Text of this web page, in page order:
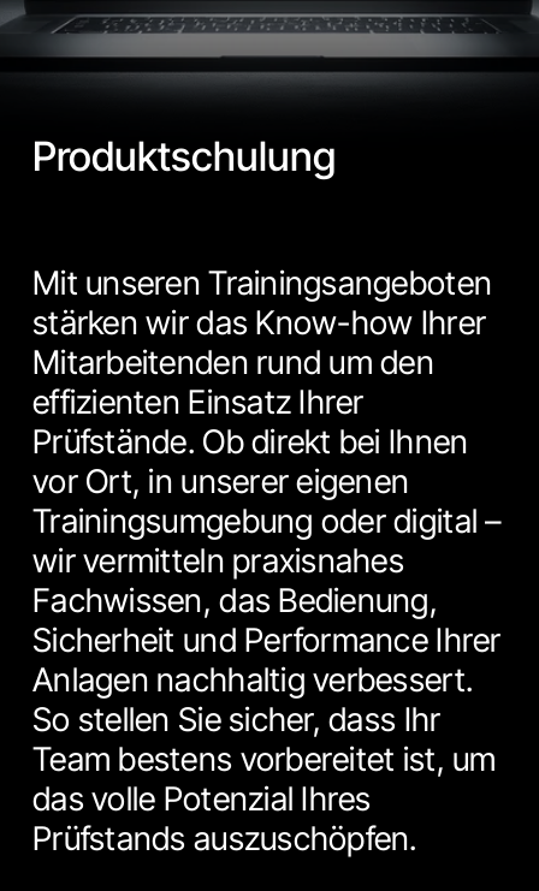
Produktschulung
Mit unseren Trainingsangeboten
stärken wir das Know-how Ihrer
Mitarbeitenden rund um den
effizienten Einsatz Ihrer
Prüfstände. Ob direkt bei Ihnen
vor Ort, in unserer eigenen
Trainingsumgebung oder digital –
wir vermitteln praxisnahes
Fachwissen, das Bedienung,
Sicherheit und Performance Ihrer
Anlagen nachhaltig verbessert.
So stellen Sie sicher, dass Ihr
Team bestens vorbereitet ist, um
das volle Potenzial Ihres
Prüfstands auszuschöpfen.